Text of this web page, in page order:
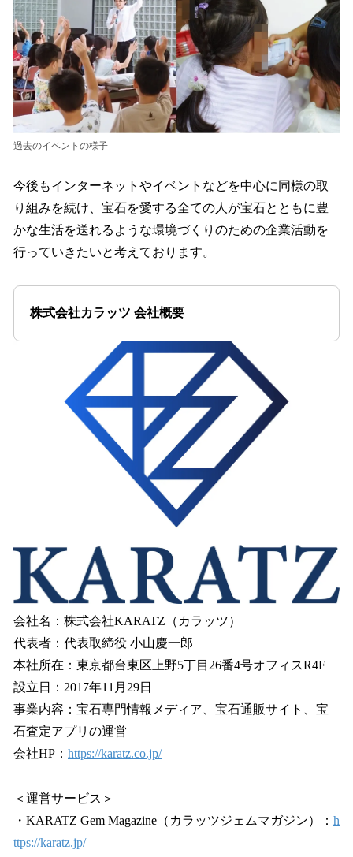
過去のイベントの様子
今後もインターネットやイベントなどを中心に同様の取
り組みを続け、宝石を愛する全ての人が宝石とともに豊
かな生活を送れるような環境づくりのための企業活動を
行っていきたいと考えております。
株式会社カラッツ 会社概要
会社名：株式会社KARATZ（カラッツ）
代表者：代表取締役 小山慶一郎
本社所在：東京都台東区上野5丁目26番4号オフィスR4F
設立日：2017年11月29日
事業内容：宝石専門情報メディア、宝石通販サイト、宝
石査定アプリの運営
会社HP： https://karatz.co.jp/
＜運営サービス＞
・KARATZ Gem Magazine（カラッツジェムマガジン）： h
ttps://karatz.jp/